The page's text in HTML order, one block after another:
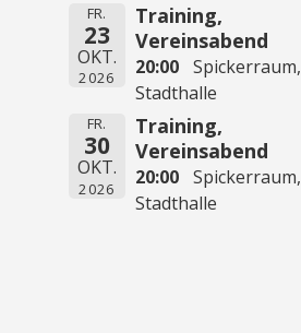
FR.
23
OKT.
2026
Training,
Vereinsabend
20:00 Spickerraum,
Stadthalle
FR.
30
OKT.
2026
Training,
Vereinsabend
20:00 Spickerraum,
Stadthalle